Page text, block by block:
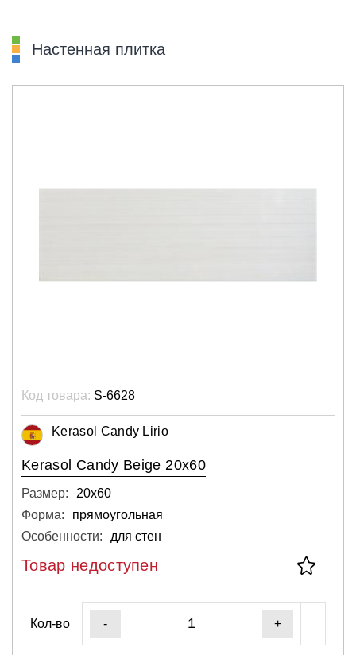
Настенная плитка
Код товара: S-6628
Kerasol Candy Lirio
Kerasol Candy Beige 20x60
Размер:
20х60
Форма:
прямоугольная
Особенности:
для стен
Товар недоступен
Кол-во - +